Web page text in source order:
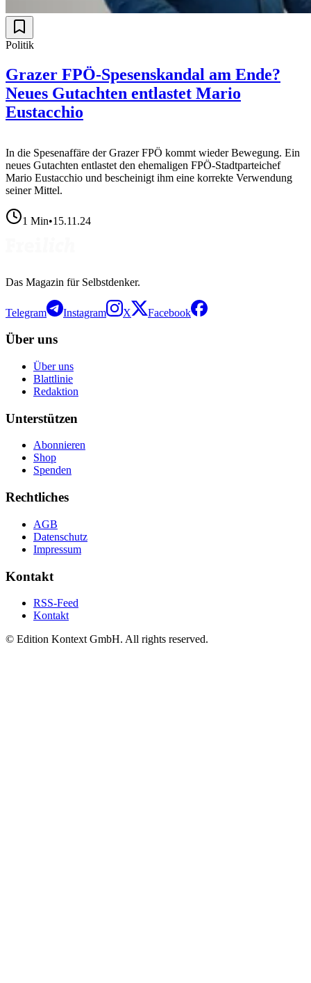
Politik
Grazer FPÖ-Spesenskandal am Ende?
Neues Gutachten entlastet Mario
Eustacchio
In die Spesenaffäre der Grazer FPÖ kommt wieder Bewegung. Ein
neues Gutachten entlastet den ehemaligen FPÖ-Stadtparteichef
Mario Eustacchio und bescheinigt ihm eine korrekte Verwendung
seiner Mittel.
1 Min•15.11.24
Das Magazin für Selbstdenker.
Telegram Instagram X Facebook
Über uns
Über uns
Blattlinie
Redaktion
Unterstützen
Abonnieren
Shop
Spenden
Rechtliches
AGB
Datenschutz
Impressum
Kontakt
RSS-Feed
Kontakt
© Edition Kontext GmbH. All rights reserved.